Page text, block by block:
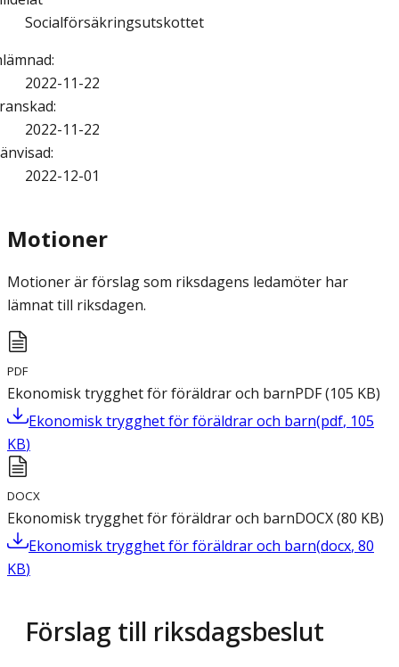
Socialförsäkringsutskottet
:
2022-11-22
:
2022-11-22
:
2022-12-01
Motioner
Motioner är förslag som riksdagens ledamöter har
lämnat till riksdagen.
PDF
Ekonomisk trygghet för föräldrar och barnPDF(105 KB)
Ekonomisk trygghet för föräldrar och barn(pdf, 105
KB)
DOCX
Ekonomisk trygghet för föräldrar och barnDOCX(80 KB)
Ekonomisk trygghet för föräldrar och barn(docx, 80
KB)
Förslag till riksdagsbeslut